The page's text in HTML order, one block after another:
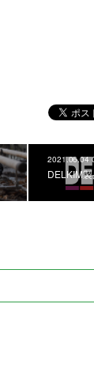
2021.06.04
DELKIM